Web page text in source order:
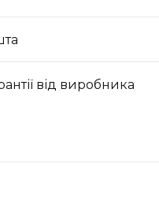
від виробника